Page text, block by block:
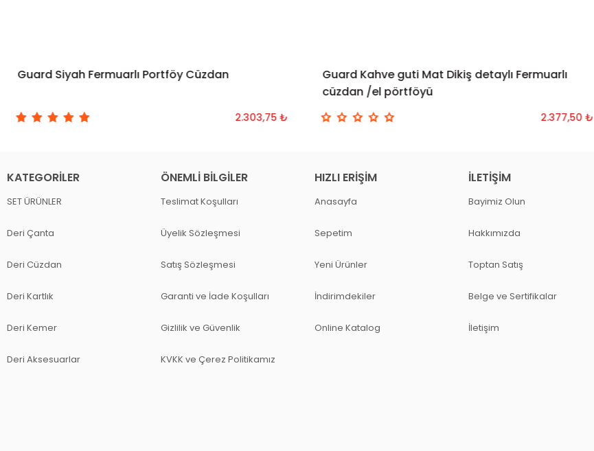
SEPETE EKLE
Guard Siyah Fermuarlı Portföy Cüzdan
2.303,75 ₺
Guard Kahve guti Mat Dikiş detaylı Fermuarlı
cüzdan /el pörtföyü
2.377,50 ₺
KATEGORILER
SET ÜRÜNLER
Deri Çanta
Deri Cüzdan
Deri Kartlık
Deri Kemer
Deri Aksesuarlar
ÖNEMLI BILGILER
Teslimat Koşulları
Üyelik Sözleşmesi
Satış Sözleşmesi
Garanti ve İade Koşulları
Gizlilik ve Güvenlik
KVKK ve Çerez Politikamız
HIZLI ERIŞIM
Anasayfa
Sepetim
Yeni Ürünler
İndirimdekiler
Online Katalog
İLETIŞIM
Bayimiz Olun
Hakkımızda
Toptan Satış
Belge ve Sertifikalar
İletişim